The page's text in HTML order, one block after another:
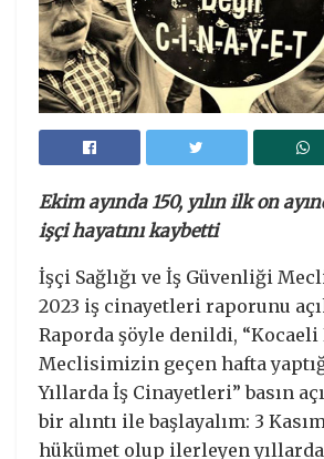
Ekim ayında 150, yılın ilk on
işçi hayatını kaybetti
İşçi Sağlığı ve İş Güvenliği
2023 iş cinayetleri raporunu
Raporda şöyle denildi, “Kocaeli
Meclisimizin geçen hafta
Yıllarda İş Cinayetleri” basın
bir alıntı ile başlayalım: 3
hükümet olup ilerleyen